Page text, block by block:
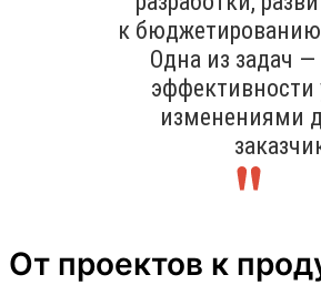
к
Одна из задач
эффективности
изменениями
От проектов к